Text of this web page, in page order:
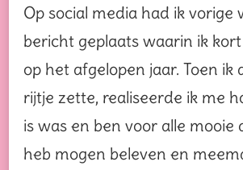
Op social media had ik vorige
bericht geplaats waarin ik
op het afgelopen jaar. Toen ik
rijtje zette, realiseerde ik me
is was en ben voor alle mooie
heb mogen beleven en